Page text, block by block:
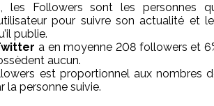
les Followers sont les personnes
pour suivre son actualité et
publie.
a en moyenne 208 followers et
aucun.
est proportionnel aux nombres
la personne suivie.